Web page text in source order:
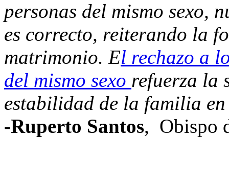
personas del mismo sexo,
es correcto, reiterando la
matrimonio. El rechazo a
del mismo sexo refuerza la
estabilidad de la familia
-Ruperto Santos, Obispo